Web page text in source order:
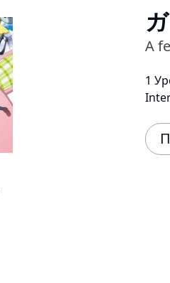
A
1